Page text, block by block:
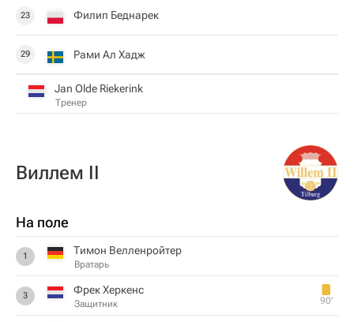
23 Филип Беднарек
29 Рами Ал Хадж
Jan Olde Riekerink
Тренер
Виллем II
На поле
1 Тимон Велленройтер
Вратарь
3 Фрек Херкенс
Защитник 90‎’‎